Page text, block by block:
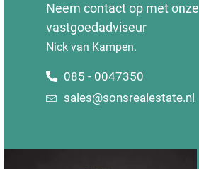
Neem contact op met onze
vastgoedadviseur
Nick van Kampen.
085 - 0047350
sales@sonsrealestate.nl